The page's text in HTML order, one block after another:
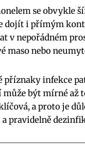
se obvykle
dojít i přímým
v nepořádném
maso nebo
příznaky infekce
může být mírné až
a proto je
pravidelně